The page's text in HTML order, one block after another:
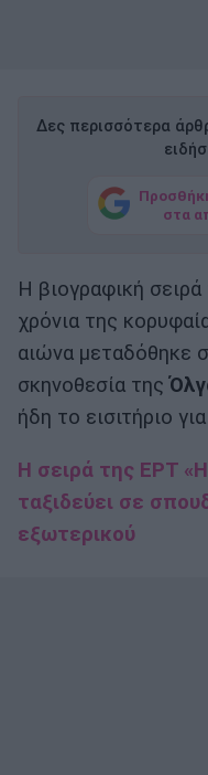
Δες περισσότερα
στα
Η βιογραφική
χρόνια της
αιώνα μεταδόθηκε
σκηνοθεσία της
ήδη το εισιτήριο
Η σειρά της ΕΡΤ
ταξιδεύει σε
εξωτερικού